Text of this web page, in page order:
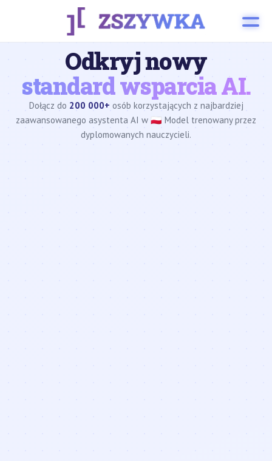
Odkryj nowy
standard wsparcia AI.
Dołącz do 200 000+ osób korzystających z najbardziej
zaawansowanego asystenta AI w 🇵🇱 Model trenowany przez
dyplomowanych nauczycieli.